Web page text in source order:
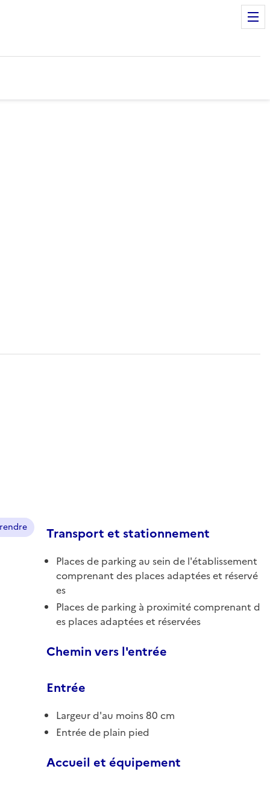
Transport et stationnement
Places de parking au sein de l'établissement
comprenant des places adaptées et réservé
es
Places de parking à proximité comprenant d
es places adaptées et réservées
Chemin vers l'entrée
Entrée
Largeur d'au moins 80 cm
Entrée de plain pied
Accueil et équipement